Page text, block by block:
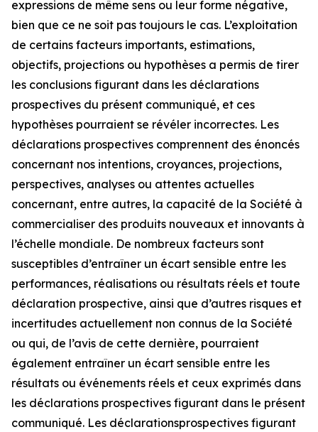
expressions de même sens ou leur forme négative,
bien que ce ne soit pas toujours le cas. L’exploitation
de certains facteurs importants, estimations,
objectifs, projections ou hypothèses a permis de tirer
les conclusions figurant dans les déclarations
prospectives du présent communiqué, et ces
hypothèses pourraient se révéler incorrectes. Les
déclarations prospectives comprennent des énoncés
concernant nos intentions, croyances, projections,
perspectives, analyses ou attentes actuelles
concernant, entre autres, la capacité de la Société à
commercialiser des produits nouveaux et innovants à
l’échelle mondiale. De nombreux facteurs sont
susceptibles d’entraîner un écart sensible entre les
performances, réalisations ou résultats réels et toute
déclaration prospective, ainsi que d’autres risques et
incertitudes actuellement non connus de la Société
ou qui, de l’avis de cette dernière, pourraient
également entraîner un écart sensible entre les
résultats ou événements réels et ceux exprimés dans
les déclarations prospectives figurant dans le présent
communiqué. Les déclarationsprospectives figurant